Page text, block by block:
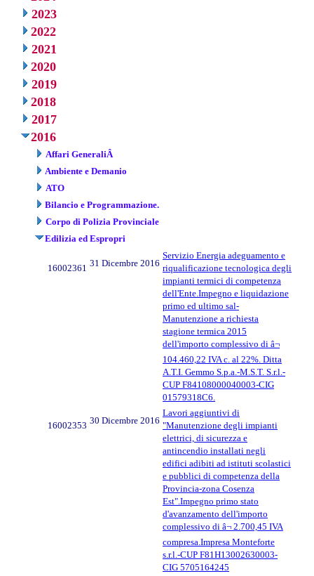
2023
2022
2021
2020
2019
2018
2017
2016
Affari GeneraliÂ
Ambiente e Demanio
ATO
Bilancio e Programmazione.
Corpo di Polizia Provinciale
Edilizia ed Espropri
16002361 31 Dicembre 2016
Servizio Energia adeguamento e
riqualificazione tecnologica degli
impianti termici di competenza
dell'Ente.Impegno e liquidazione
primo ed ultimo sal-
Manutenzione a richiesta
stagione termica 2015
dell'importo complessivo di â¬
104.460,22 IVA c. al 22%. Ditta
A.T.I. Gemmo S.p.a.-M.S.T. S.r.l.-
CUP F84108000040003-CIG
01579318C6.
16002353 30 Dicembre 2016
Lavori aggiuntivi di
"Manutenzione degli impianti
elettrici, di sicurezza e
antincendio installati negli
edifici adibiti ad istituti scolastici
e pubblici di competenza della
Provincia-zona Cosenza
Est".Impegno primo stato
d'avanzamento dell'importo
complessivo di â¬ 2.700,45 IVA
compresa.Impresa Monteforte
s.r.l.-CUP F81H13002630003-
CIG 5705164245